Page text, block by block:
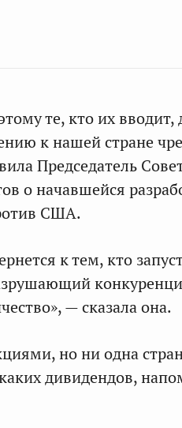
те, кто их
к нашей стране
Председатель
о начавшейся
США.
к тем, кто
— сказала она.
но ни одна
дивидендов,